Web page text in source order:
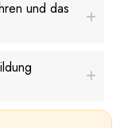
und das